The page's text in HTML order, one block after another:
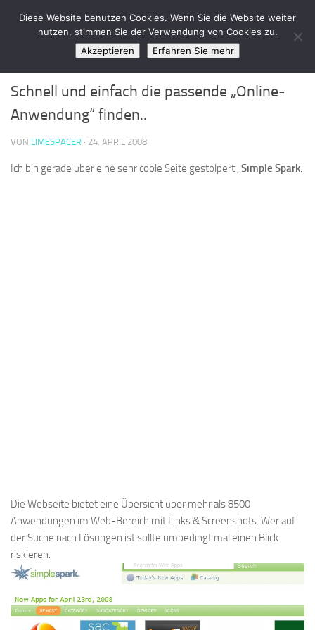
Zum Inhalt springen
LimeSpace - IT
Schnell und einfach die passende „Online-
Anwendung“ finden..
VON LIMESPACER · 24. APRIL 2008
Ich bin gerade über eine sehr coole Seite gestolpert , Simple Spark.
Die Webseite bietet eine Übersicht über mehr als 8500
Anwendungen im Web-Bereich mit Links & Screenshots. Wer auf
der Suche nach Lösungen ist sollte umbedingt mal einen Blick
riskieren.
Diese Website benutzen Cookies. Wenn Sie die Website weiter
nutzen, stimmen Sie der Verwendung von Cookies zu.
Akzeptieren
Erfahren Sie mehr